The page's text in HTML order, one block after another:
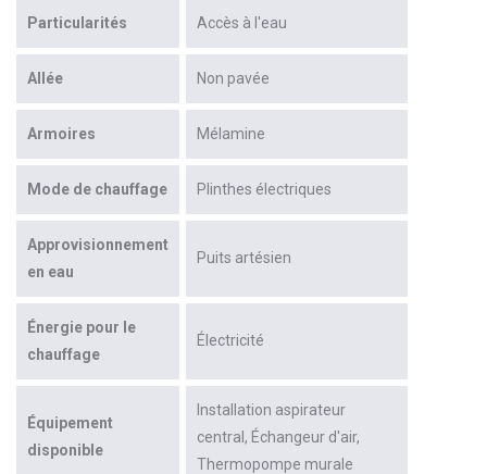
Particularités Accès à l'eau
Allée Non pavée
Armoires Mélamine
Mode de chauffage Plinthes électriques
Approvisionnement
en eau
Puits artésien
Énergie pour le
chauffage
Électricité
Équipement
disponible
Installation aspirateur
central Échangeur d'air
Thermopompe murale